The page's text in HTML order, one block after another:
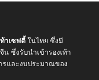
ท้าเซฟตี้ ในไทย ซึ่งมี
น ซึ่งรับนำเข้ารองเท้า
รและงบประมาณของ